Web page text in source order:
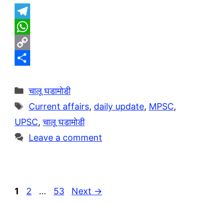
T
e
g
r
a
m
W
h
t
s
A
p
C
p
y
L
i
h
a
r
e
Categories
चालू घडामोडी
Tags
Current affairs, daily update, MPSC,
UPSC,चालू घडामोडी
Leave a comment
Page
1 Page
2 … Page
53 Next →